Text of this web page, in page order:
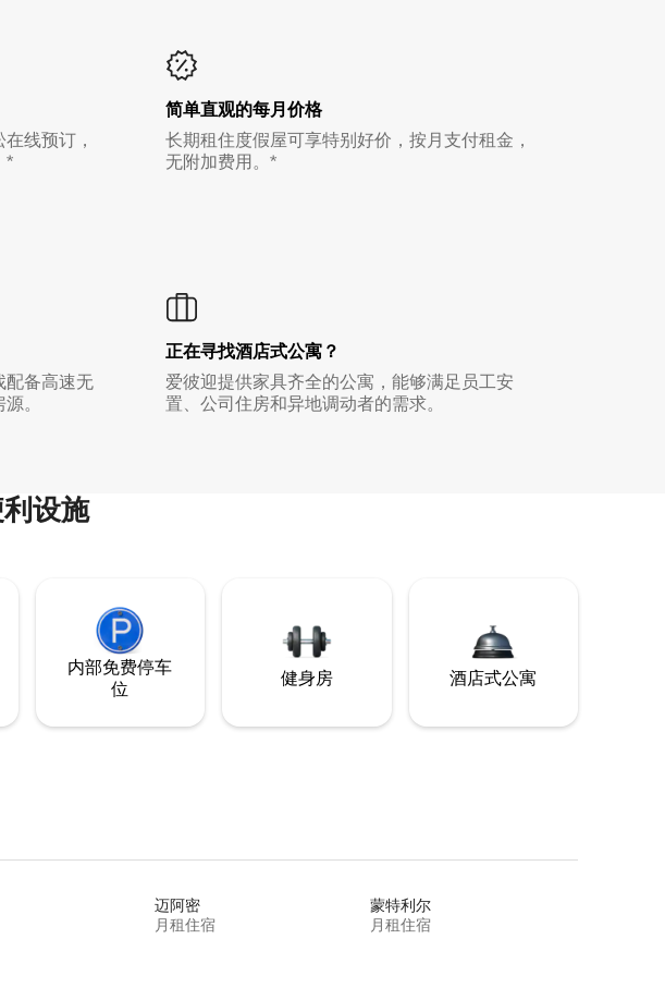
线预订，
*
简单直观的每月价格
长期租住度假屋可享特别好价，按月支付租金，
无附加费用。*
配备高速无
。
正在寻找酒店式公寓？
爱彼迎提供家具齐全的公寓，能够满足员工安
置、公司住房和异地调动者的需求。
设施
内部免费停车
位
健身房 酒店式公寓
迈阿密
月租住宿
蒙特利尔
月租住宿